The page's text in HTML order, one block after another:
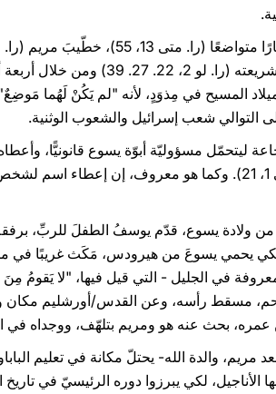
التوالي شعب إسرائيل والشعوب الوثنية.
ليتحمّل مسؤوليّة أبوّة يسوع قانونيًّا،
خَطاياهم" (متى 1، 21). وكما هو معروف، إن
من ولادة يسوع، قدّم يوسفُ الطفلَ للربِّ،
مسقط رأسه، وعن القدس/أورشليم مكان
بحث عنه هو ومريم بتلهّف، ووجداه في الهيكل
مريم، والدة الله- يحتلّ مكانة في تعليم
الأناجيل، لكي يبرزوا دوره الرئيسيّ في